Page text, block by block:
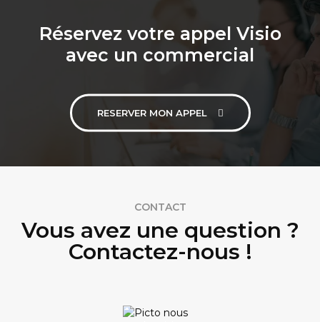
Réservez votre appel Visio
avec un commercial
RESERVER MON APPEL
CONTACT
Vous avez une question ?
Contactez-nous !